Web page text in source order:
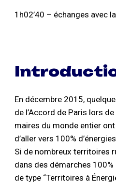
1h02’40 – échanges avec
En décembre 2015,
de l’Accord de Paris lors
maires du monde entier
d’aller vers 100%
Si de nombreux territoires
dans des démarches
de type “Territoires à